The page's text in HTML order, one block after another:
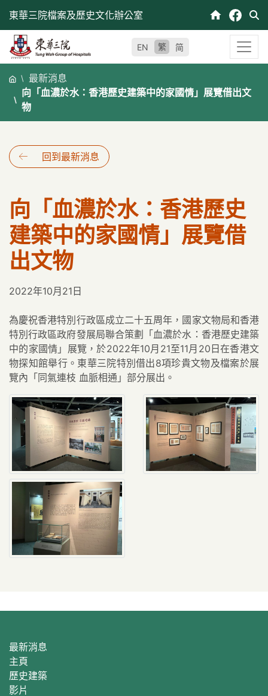
東華三院檔案及歷史文化辦公室
EN 繁 简
最新消息
向「血濃於水：香港歷史建築中的家國情」展覽借出文
物
回到最新消息
向「血濃於水：香港歷史
建築中的家國情」展覽借
出文物
2022年10月21日
為慶祝香港特別行政區成立二十五周年，國家文物局和香港
特別行政區政府發展局聯合策劃「血濃於水：香港歷史建築
中的家國情」展覽，於2022年10月21至11月20日在香港文
物探知館舉行。東華三院特別借出8項珍貴文物及檔案於展
覽內「同氣連枝 血脈相通」部分展出。
最新消息
主頁
歷史建築
影片